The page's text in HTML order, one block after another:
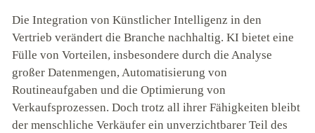
Die Integration von Künstlicher Intelligenz in den
Vertrieb verändert die Branche nachhaltig. KI bietet eine
Fülle von Vorteilen, insbesondere durch die Analyse
großer Datenmengen, Automatisierung von
Routineaufgaben und die Optimierung von
Verkaufsprozessen. Doch trotz all ihrer Fähigkeiten bleibt
der menschliche Verkäufer ein unverzichtbarer Teil des